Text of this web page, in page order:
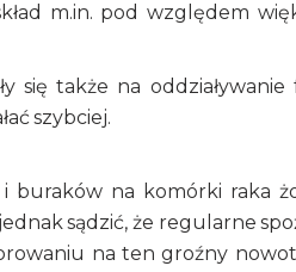
m.in. pod względem
się także na
szybciej.
na komórki raka
sądzić, że regularne
na ten groźny